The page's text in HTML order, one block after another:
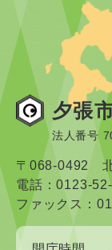
夕張
法人番号
〒068-0492
電話：0123-
ファックス：